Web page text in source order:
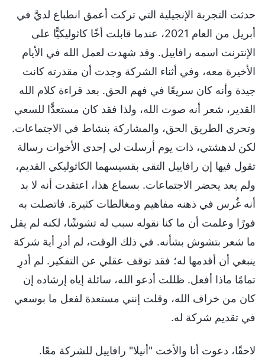
حدثت التجربة الإنجيلية التي تركت أعمق انطباع لديَّ في
أبريل من العام 2021، عندما قابلت أخًا كاثوليكيًّا على
الإنترنت اسمه رافاييل. وقد شهدت لعمل الله في الأيام
الأخيرة معه، وفي أثناء الشركة وجدت أن مقدرته كانت
جيدة وأنه كان سريعًا في فهم الحق. بعد قراءة كلام الله
القدير، شعر أنه صوت الله، ولذا فقد كان مستعدًّا للسعي
وتحري الطريق الحق، والمشاركة بنشاط في الاجتماعات.
لكن لدهشتي، ذات يوم أرسلت لي إحدى الأخوات رسالة
تقول فيها إن رافاييل التقى بقسيسهما الكاثوليكي القديم،
ولم يعد يحضر الاجتماعات. بسماع هذا، اعتقدت أنه لا بد
أنه غُرس في ذهنه مفاهيم ومغالطات كثيرة. فاتصلت به
فورًا وعلمت أن ما كنا نقوله سبب له تشوشًا، لكنه لم يقل
ما شعر بتشوش بشأنه. في ذلك الوقت، لم أدرِ أية شركة
ينبغي أن أقدمها له؛ فقد توقف عقلي عن التفكير. لم أدرِ
تمامًا ماذا أفعل. ظللت أدعو الله، سائلة إياه إرشاده إن
كان من خراف الله، وقلت إنني مستعدة لفعل ما بوسعي
في تقديم شركة له.
لاحقًا، دعوت أنا والأخت "أنيلا" رافاييل للشركة معًا.